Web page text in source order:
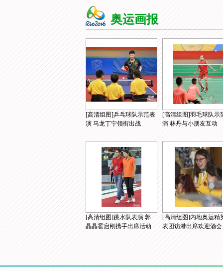
奥运画报
[高清组图]乒乓球队示范表
演 马龙丁宁领衔出战
[高清组图]羽毛球队示
演 林丹与小朋友互动
[高清组图]跳水队表演 郭
晶晶霍启刚携手出席活动
[高清组图]内地奥运精
表团访港出席欢迎酒会